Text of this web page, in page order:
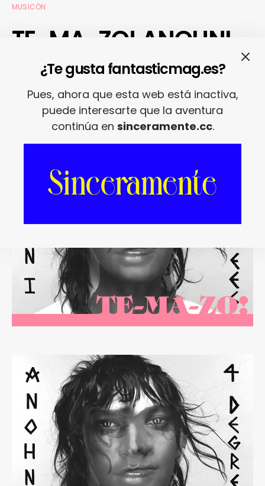
MUSICÓN
TE-MA-ZO! ANOHNI –
4 DEGREES
02/12/2015 REDACCIÓN
¿Te gusta fantasticmag.es?
Pues, ahora que esta web está inactiva,
puede interesarte que la aventura
continúa en sinceramente.cc.